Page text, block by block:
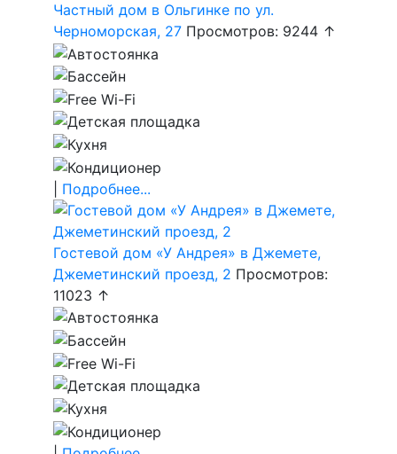
Частный дом в Ольгинке по ул.
Черноморская, 27 Просмотров: 9244 ↑
Подробнее...
Гостевой дом «У Андрея» в Джемете,
Джеметинский проезд, 2 Просмотров:
11023 ↑